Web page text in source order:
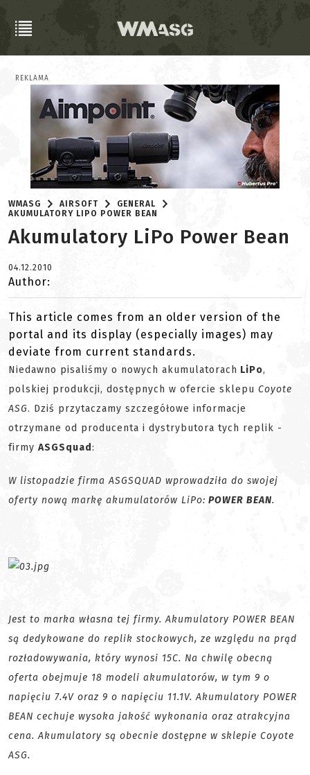
REKLAMA
WMASG AIRSOFT
GENERAL
AKUMULATORY LIPO POWER BEAN
Akumulatory LiPo Power Bean
04.12.2010
Author:
This article comes from an older version of the
portal and its display (especially images) may
deviate from current standards.
Niedawno pisaliśmy o nowych akumulatorach LiPo,
polskiej produkcji, dostępnych w ofercie sklepu Coyote
ASG. Dziś przytaczamy szczegółowe informacje
otrzymane od producenta i dystrybutora tych replik -
firmy ASGSquad :
W listopadzie firma ASGSQUAD wprowadziła do swojej
oferty nową markę akumulatorów LiPo: POWER BEAN.
Jest to marka własna tej firmy. Akumulatory POWER BEAN
są dedykowane do replik stockowych, ze względu na prąd
rozładowywania, który wynosi 15C. Na chwilę obecną
oferta obejmuje 18 modeli akumulatorów, w tym 9 o
napięciu 7.4V oraz 9 o napięciu 11.1V. Akumulatory POWER
BEAN cechuje wysoka jakość wykonania oraz atrakcyjna
cena. Akumulatory są obecnie dostępne w sklepie Coyote
ASG.